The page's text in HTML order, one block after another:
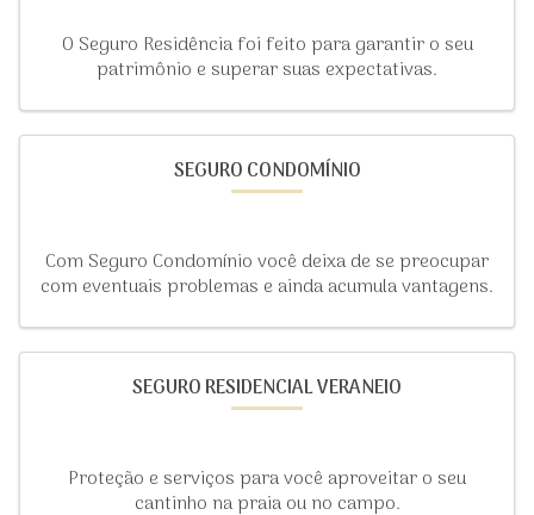
O Seguro Residência foi feito para garantir o seu
patrimônio e superar suas expectativas.
SEGURO CONDOMÍNIO
Com Seguro Condomínio você deixa de se preocupar
com eventuais problemas e ainda acumula vantagens.
SEGURO RESIDENCIAL VERANEIO
Proteção e serviços para você aproveitar o seu
cantinho na praia ou no campo.